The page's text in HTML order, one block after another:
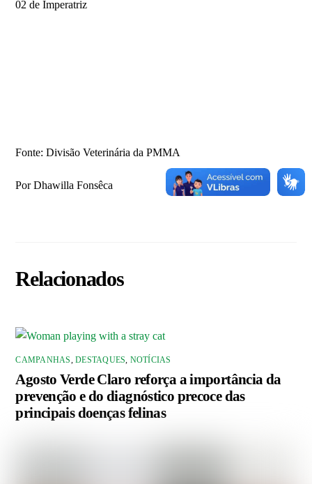
02 de Imperatriz
Fonte: Divisão Veterinária da PMMA
Por Dhawilla Fonsêca
Relacionados
CAMPANHAS,DESTAQUES, NOTÍCIAS
Agosto Verde Claro reforça a importância da
prevenção e do diagnóstico precoce das
principais doenças felinas